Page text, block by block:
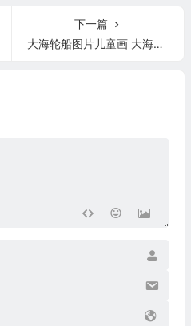
下一篇
大海轮船图片儿童画 大海轮船图片简笔画